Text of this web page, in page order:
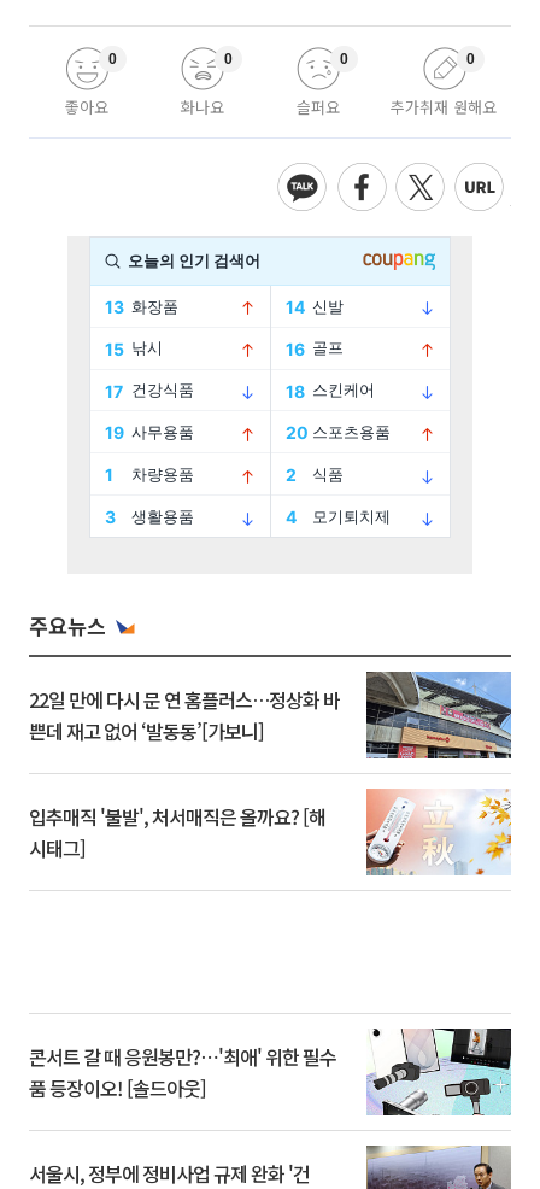
좋아요
0
화나요
0
슬퍼요
0
추가취재 원해요
0
주요뉴스
22일 만에 다시 문 연 홈플러스…정상화 바
쁜데 재고 없어 ‘발동동’[가보니]
입추매직 '불발', 처서매직은 올까요? [해
시태그]
콘서트 갈 때 응원봉만?⋯'최애' 위한 필수
품 등장이오! [솔드아웃]
서울시, 정부에 정비사업 규제 완화 '건